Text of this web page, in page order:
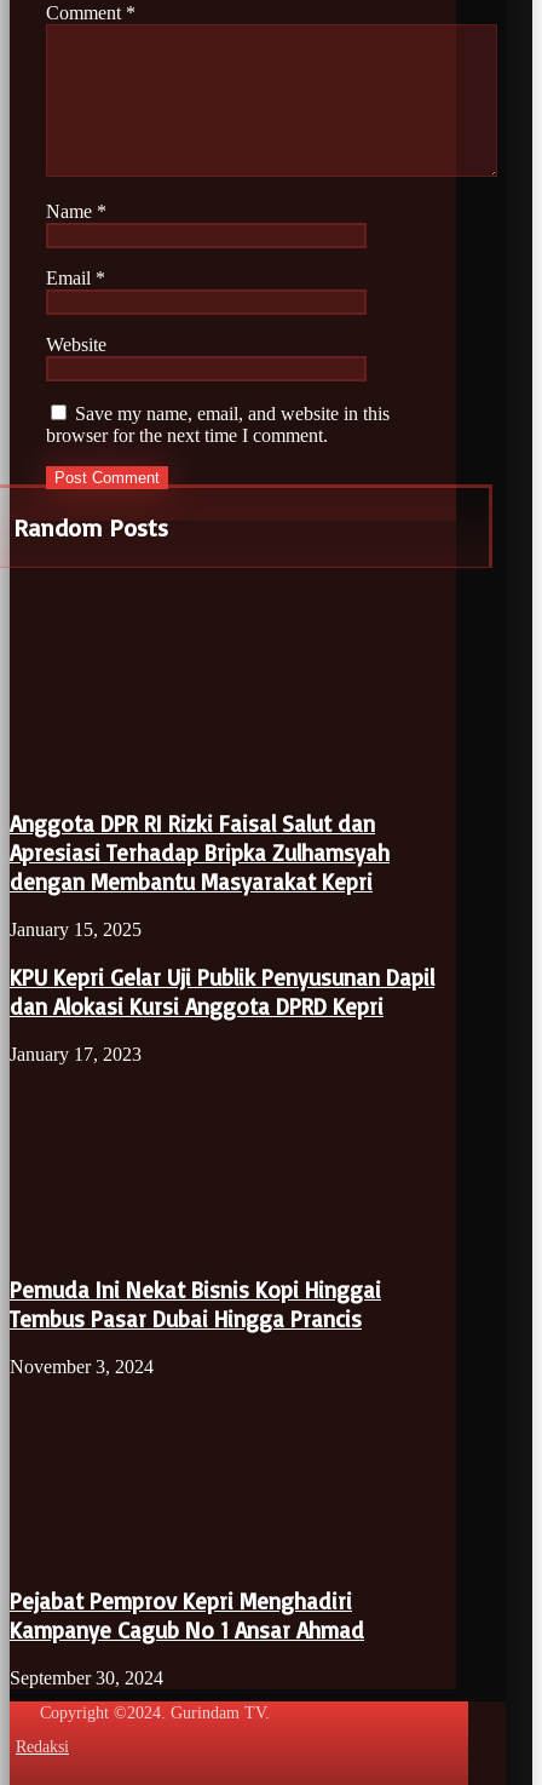
Comment *
Name *
Email *
Website
Save my name, email, and website in this
browser for the next time I comment.
Random Posts
Anggota DPR RI Rizki Faisal Salut dan
Apresiasi Terhadap Bripka Zulhamsyah
dengan Membantu Masyarakat Kepri
January 15, 2025
KPU Kepri Gelar Uji Publik Penyusunan Dapil
dan Alokasi Kursi Anggota DPRD Kepri
January 17, 2023
Pemuda Ini Nekat Bisnis Kopi Hinggai
Tembus Pasar Dubai Hingga Prancis
November 3, 2024
Pejabat Pemprov Kepri Menghadiri
Kampanye Cagub No 1 Ansar Ahmad
September 30, 2024
Copyright ©2024. Gurindam TV.
Redaksi